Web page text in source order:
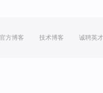
官方博客 技术博客 诚聘英才